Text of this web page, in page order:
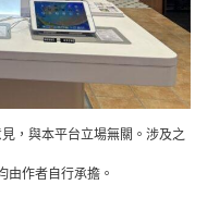
，與本平台立場無關。涉及之
由作者自行承擔。